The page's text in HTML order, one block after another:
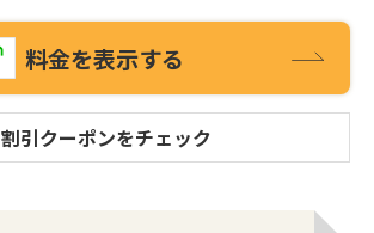
料金を表示する
割引クーポンをチェック